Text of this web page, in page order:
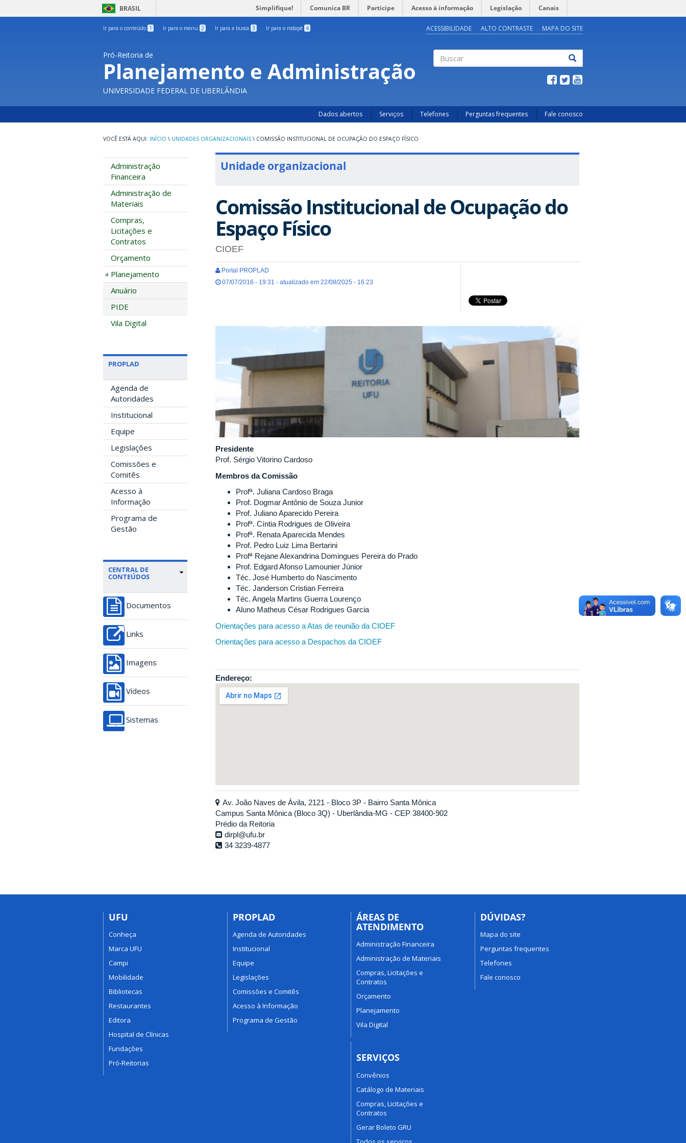
BRASIL Simplifique! Comunica BR Participe Acesso à informação Legislação Canais
Ir para o conteúdo 1 Ir para o menu 2 Ir para a busca 3 Ir para o rodapé 4 ACESSIBILIDADE ALTO CONTRASTE MAPA DO SITE
Pró-Reitoria de
Planejamento e Administração
UNIVERSIDADE FEDERAL DE UBERLÂNDIA
Dados abertos Serviços Telefones Perguntas frequentes Fale conosco
INÍCIO \ UNIDADES ORGANIZACIONAIS \ COMISSÃO INSTITUCIONAL DE OCUPAÇÃO DO ESPAÇO FÍSICO
Administração
Financeira
Administração de
Materiais
Compras,
Licitações e
Contratos
Orçamento
Planejamento
Anuário
PIDE
Vila Digital
PROPLAD
Agenda de
Autoridades
Institucional
Equipe
Legislações
Comissões e
Comitês
Acesso à
Informação
Programa de
Gestão
CENTRAL DE
CONTEÚDOS
Documentos
Links
Imagens
Vídeos
Sistemas
Unidade organizacional
Comissão Institucional de Ocupação do
Espaço Físico
CIOEF
Portal PROPLAD
07/07/2016 - 19:31 - atualizado em 22/08/2025 - 16:23
Presidente
Prof. Sérgio Vitorino Cardoso
Membros da Comissão
Profª. Juliana Cardoso Braga
Prof. Dogmar Antônio de Souza Junior
Prof. Juliano Aparecido Pereira
Profª. Cíntia Rodrigues de Oliveira
Profª. Renata Aparecida Mendes
Prof. Pedro Luiz Lima Bertarini
Profª Rejane Alexandrina Domingues Pereira do Prado
Prof. Edgard Afonso Lamounier Júnior
Téc. José Humberto do Nascimento
Téc. Janderson Cristian Ferreira
Téc. Angela Martins Guerra Lourenço
Aluno Matheus César Rodrigues Garcia
Orientações para acesso a Atas de reunião da CIOEF
Orientações para acesso a Despachos da CIOEF
Endereço:
Av. João Naves de Ávila, 2121 - Bloco 3P - Bairro Santa Mônica
Campus Santa Mônica (Bloco 3Q) - Uberlândia-MG - CEP 38400-902
Prédio da Reitoria
dirpl@ufu.br
34 3239-4877
UFU
Conheça
Marca UFU
Campi
Mobilidade
Bibliotecas
Restaurantes
Editora
Hospital de Clínicas
Fundações
Pró-Reitorias
PROPLAD
Agenda de Autoridades
Institucional
Equipe
Legislações
Comissões e Comitês
Acesso à Informação
Programa de Gestão
ÁREAS DE
ATENDIMENTO
Administração Financeira
Administração de Materiais
Compras, Licitações e
Contratos
Orçamento
Planejamento
Vila Digital
SERVIÇOS
Convênios
Catálogo de Materiais
Compras, Licitações e
Contratos
Gerar Boleto GRU
DÚVIDAS?
Mapa do site
Perguntas frequentes
Telefones
Fale conosco